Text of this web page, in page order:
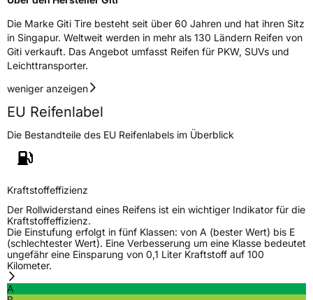
Die Marke Giti Tire besteht seit über 60 Jahren und hat ihren Sitz
in Singapur. Weltweit werden in mehr als 130 Ländern Reifen von
Giti verkauft. Das Angebot umfasst Reifen für PKW, SUVs und
Leichttransporter.
weniger anzeigen
EU Reifenlabel
Die Bestandteile des EU Reifenlabels im Überblick
Kraftstoffeffizienz
Der Rollwiderstand eines Reifens ist ein wichtiger Indikator für die
Kraftstoffeffizienz.
Die Einstufung erfolgt in fünf Klassen: von A (bester Wert) bis E
(schlechtester Wert). Eine Verbesserung um eine Klasse bedeutet
ungefähr eine Einsparung von 0,1 Liter Kraftstoff auf 100
Kilometer.
A